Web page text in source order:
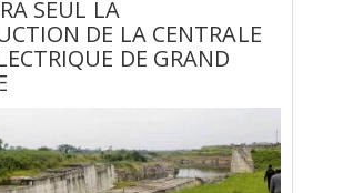
SEUL LA
DE LA CENTRALE
DE GRAND